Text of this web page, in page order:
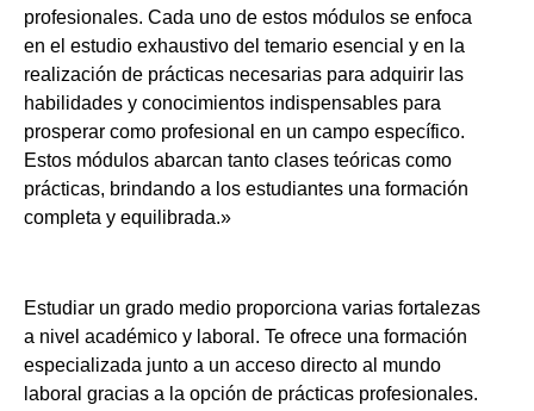
profesionales. Cada uno de estos módulos se enfoca
en el estudio exhaustivo del temario esencial y en la
realización de prácticas necesarias para adquirir las
habilidades y conocimientos indispensables para
prosperar como profesional en un campo específico.
Estos módulos abarcan tanto clases teóricas como
prácticas, brindando a los estudiantes una formación
completa y equilibrada.»
Estudiar un grado medio proporciona varias fortalezas
a nivel académico y laboral. Te ofrece una formación
especializada junto a un acceso directo al mundo
laboral gracias a la opción de prácticas profesionales.